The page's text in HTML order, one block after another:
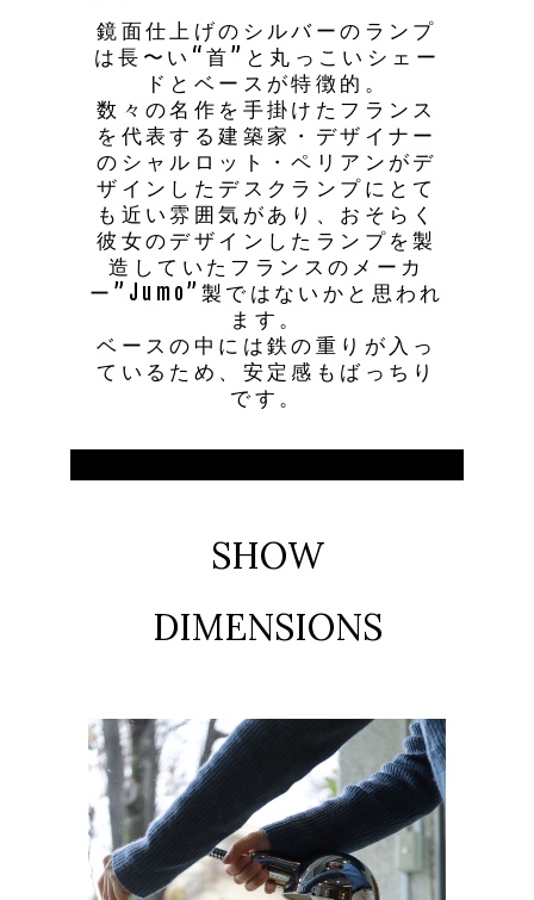
鏡面仕上げのシルバーのランプ
は長〜い“首”と丸っこいシェー
ドとベースが特徴的。
数々の名作を手掛けたフランス
を代表する建築家・デザイナー
のシャルロット・ペリアンがデ
ザインしたデスクランプにとて
も近い雰囲気があり、おそらく
彼女のデザインしたランプを製
造していたフランスのメーカ
ー”Jumo”製ではないかと思われ
ます。
ベースの中には鉄の重りが入っ
ているため、安定感もばっちり
です。
SHOW
DIMENSIONS